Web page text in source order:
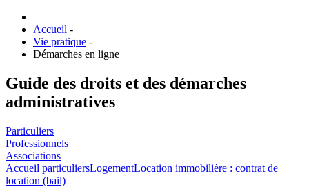
Accueil -
Vie pratique -
Démarches en ligne
Guide des droits et des démarches
administratives
Particuliers
Professionnels
Associations
Accueil particuliersLogementLocation immobilière : contrat de
location (bail)